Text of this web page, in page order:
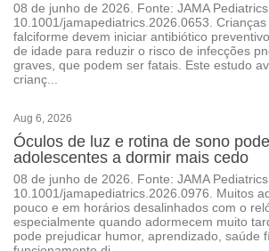
08 de junho de 2026. Fonte: JAMA
10.1001/jamapediatrics.2026.0653.
falciforme devem iniciar antibiótico
de idade para reduzir o risco de infecções
graves, que podem ser fatais. Este estudo
crianç...
Aug 6, 2026
Óculos de luz e rotina de sono
adolescentes a dormir mais cedo
08 de junho de 2026. Fonte: JAMA
10.1001/jamapediatrics.2026.0976. Muitos
pouco e em horários desalinhados com o
especialmente quando adormecem muito
pode prejudicar humor, aprendizado, saúde